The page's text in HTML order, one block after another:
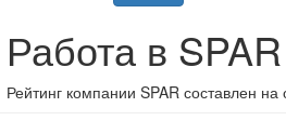
Работа в SPAR
Рейтинг компании SPAR составлен